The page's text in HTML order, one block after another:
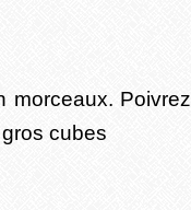
morceaux. Poivrez
cubes